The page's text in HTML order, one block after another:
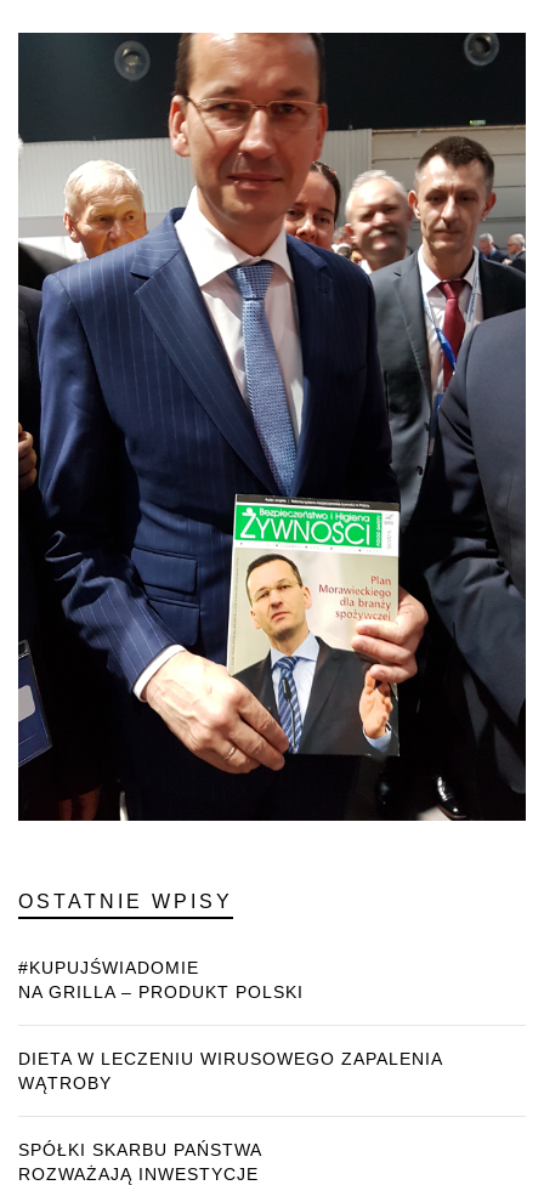
OSTATNIE WPISY
#KUPUJŚWIADOMIE
NA GRILLA – PRODUKT POLSKI
DIETA W LECZENIU WIRUSOWEGO ZAPALENIA
WĄTROBY
SPÓŁKI SKARBU PAŃSTWA
ROZWAŻAJĄ INWESTYCJE